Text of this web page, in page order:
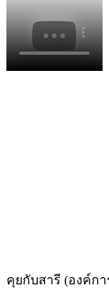
คุยกับสารี (องค์ก